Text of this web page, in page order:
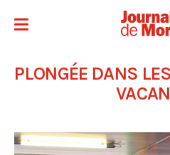
PLONGÉE DANS